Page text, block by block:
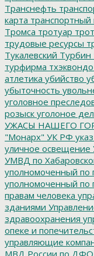
Транснефть
карта транспортный
Тромса тротуар
трудовые ресурсы
Тукалевский Турбин
турфирма тхэквондо
атлетика убийство
убыточность
уголовное
розыск уголоное
УЖАСЫ НАШЕГО
"Монарх" УК РФ
уличное освещение
УМВД по
уполномоченный по
уполномоченный по
правам человека
зданиями
здравоохранения
опеке и
управляющие
МВД России по ДФО